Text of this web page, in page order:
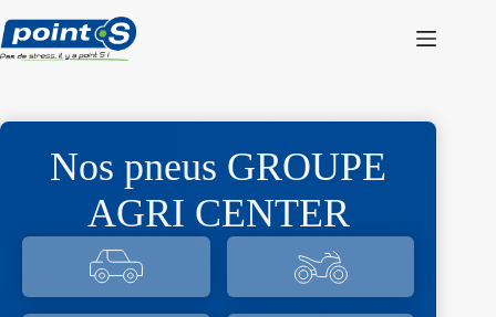
au
contenu
Nos pneus GROUPE
AGRI CENTER